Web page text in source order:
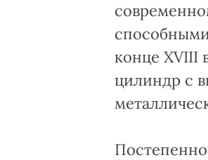
конце XVIII
цилиндр с